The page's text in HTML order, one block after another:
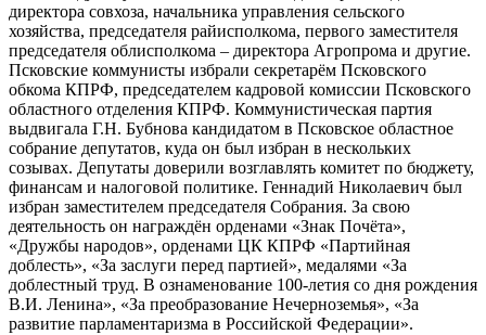
директора совхоза, начальника управления сельского
хозяйства, председателя райисполкома, первого заместителя
председателя облисполкома – директора Агропрома и другие.
Псковские коммунисты избрали секретарём Псковского
обкома КПРФ, председателем кадровой комиссии Псковского
областного отделения КПРФ. Коммунистическая партия
выдвигала Г.Н. Бубнова кандидатом в Псковское областное
собрание депутатов, куда он был избран в нескольких
созывах. Депутаты доверили возглавлять комитет по бюджету,
финансам и налоговой политике. Геннадий Николаевич был
избран заместителем председателя Собрания. За свою
деятельность он награждён орденами «Знак Почёта»,
«Дружбы народов», орденами ЦК КПРФ «Партийная
доблесть», «За заслуги перед партией», медалями «За
доблестный труд. В ознаменование 100-летия со дня рождения
В.И. Ленина», «За преобразование Нечерноземья», «За
развитие парламентаризма в Российской Федерации».